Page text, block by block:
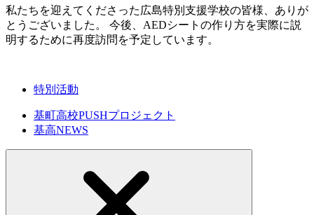
私たちを迎えてくださった広島特別支援学校の皆様、ありが
とうございました。 今後、AEDシートの作り方を実際に説
明するために再度訪問を予定しています。
特別活動
基町高校PUSHプロジェクト
基高NEWS